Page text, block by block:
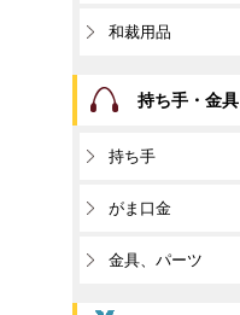
和裁用品
持ち手・金具
持ち手
がま口金
金具、パーツ